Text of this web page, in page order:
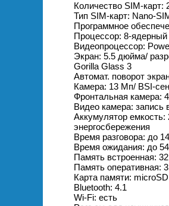
Количество SIM-карт:
Тип SIM-карт: Nano-
Программное
Процессор: 8-
Видеопроцессор:
Экран: 5.5 дюйма/
Gorilla Glass 3
Автомат. поворот
Камера: 13 Мп/ BSI-
Фронтальная камера:
Видео камера:
Аккумулятор
энергосбережения
Время разговора: до
Время ожидания: до
Память встроенная:
Память оперативная:
Карта памяти:
Bluetooth: 4.1
Wi-Fi: есть